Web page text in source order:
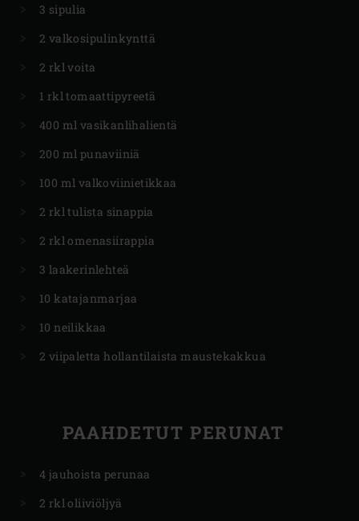
3 sipulia
2 valkosipulinkynttä
2 rkl voita
1 rkl tomaattipyreetä
400 ml vasikanlihalientä
200 ml punaviiniä
100 ml valkoviinietikkaa
2 rkl tulista sinappia
2 rkl omenasiirappia
3 laakerinlehteä
10 katajanmarjaa
10 neilikkaa
2 viipaletta hollantilaista maustekakkua
PAAHDETUT PERUNAT
4 jauhoista perunaa
2 rkl oliiviöljyä